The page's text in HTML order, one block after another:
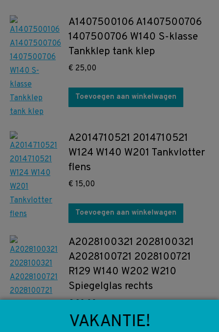
A1407500106 A1407500706
1407500706 W140 S-klasse
Tankklep tank klep
€ 25,00
Toevoegen aan winkelwagen
A2014710521 2014710521
W124 W140 W201 Tankvlotter
flens
€ 15,00
Toevoegen aan winkelwagen
A2028100321 2028100321
A2028100721 2028100721
R129 W140 W202 W210
Spiegelglas rechts
VAKANTIE!